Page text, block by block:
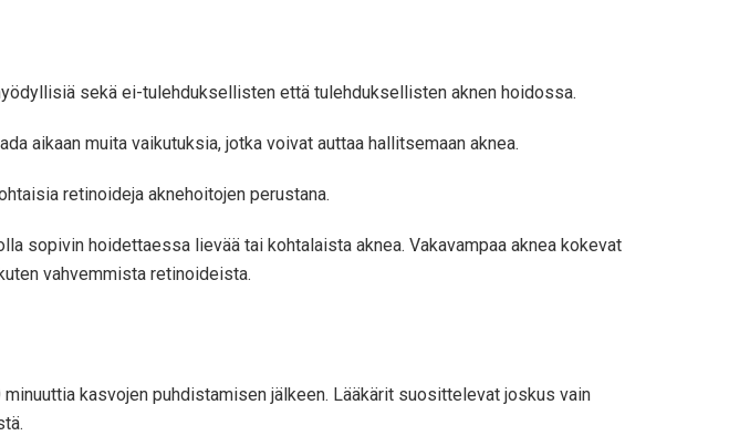
sekä ei-tulehduksellisten että tulehduksellisten aknen hoidossa.
aikaan muita vaikutuksia, jotka voivat auttaa hallitsemaan aknea.
​​retinoideja aknehoitojen perustana.
sopivin hoidettaessa lievää tai kohtalaista aknea. Vakavampaa aknea kokevat
vahvemmista retinoideista.
kasvojen puhdistamisen jälkeen. Lääkärit suosittelevat joskus vain